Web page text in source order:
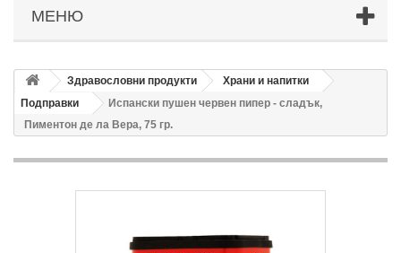
МЕНЮ
Здравословни продукти
Храни и напитки
Подправки
Испански пушен червен пипер - сладък,
Пиментон де ла Вера, 75 гр.